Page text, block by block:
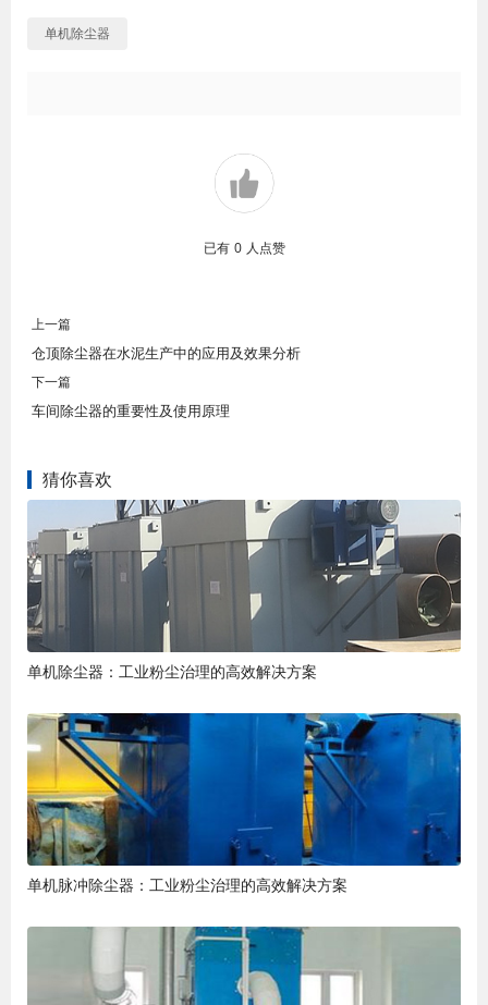
单机除尘器
已有 0 人点赞
上一篇
仓顶除尘器在水泥生产中的应用及效果分析
下一篇
车间除尘器的重要性及使用原理
猜你喜欢
单机除尘器：工业粉尘治理的高效解决方案
单机脉冲除尘器：工业粉尘治理的高效解决方案